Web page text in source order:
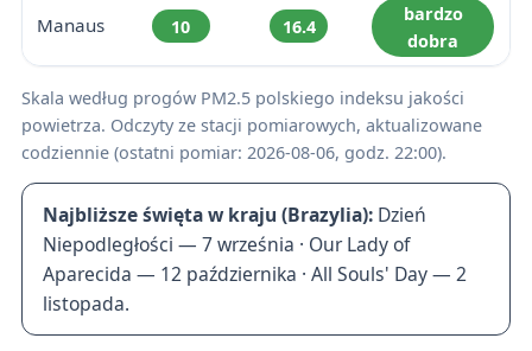
Manaus 10 16.4
bardzo
dobra
Skala według progów PM2.5 polskiego indeksu jakości
powietrza. Odczyty ze stacji pomiarowych, aktualizowane
codziennie (ostatni pomiar: 2026-08-06, godz. 22:00).
Najbliższe święta w kraju (Brazylia): Dzień
Niepodległości — 7 września · Our Lady of
Aparecida — 12 października · All Souls' Day — 2
listopada.